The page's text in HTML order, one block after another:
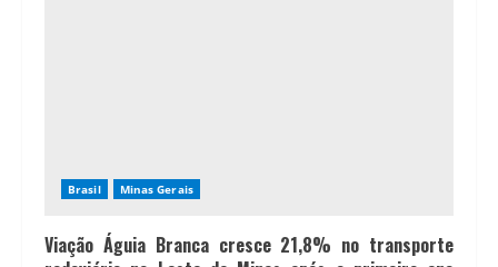
Brasil Minas Gerais
Viação Águia Branca cresce 21,8% no transporte